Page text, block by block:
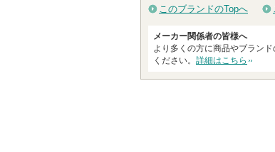
このブランドのTopへ
メーカー関係者の皆様へ
より多くの方に商品やブラン
ください。 詳細はこちら